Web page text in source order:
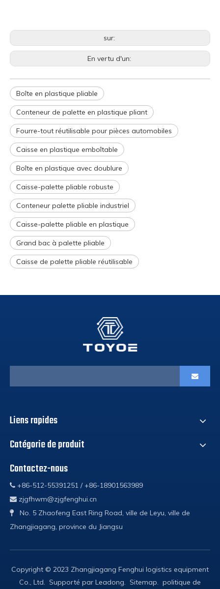
sur:
En vertu d'un:
Boîte en plastique pliable
Conteneur de palette en plastique pliant
Fourre-tout réutilisable pour pièces automobiles
Caisse en plastique emboîtable
Boîte en plastique avec doublure
Caisse-palette pliable robuste
Conteneur palette pliable industriel
Caisse-palette pliable en plastique
Grand bac à palette pliable
Caisse de palette pliable réutilisable
Liens rapides
Catégorie de produit
Contactez-nous
 +86-512-55391251 / +86-18901563989
 zjgfhwm@zjgfenghui.cn

No. 5 Zhaofeng East Ring Road, ville de Leyu, ville de
Zhangjiagang, province du Jiangsu
Copyright © 2023 Zhangjiagang Fenghui logistics equipment
Co., Ltd. Supporté par Leadong. Sitemap. politique de